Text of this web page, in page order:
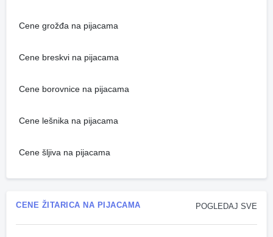
Cene grožđa na pijacama
Cene breskvi na pijacama
Cene borovnice na pijacama
Cene lešnika na pijacama
Cene šljiva na pijacama
POGLEDAJ SVE
CENE ŽITARICA NA PIJACAMA